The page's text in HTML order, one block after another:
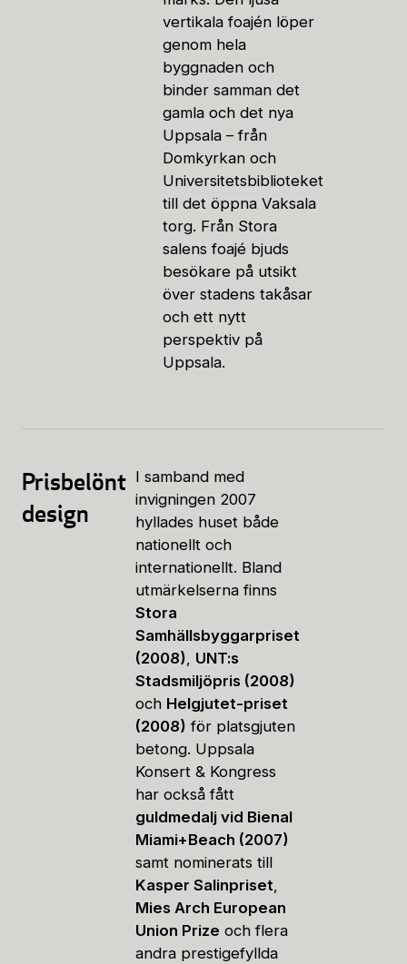
vertikala foajén löper
genom hela
byggnaden och
binder samman det
gamla och det nya
Uppsala – från
Domkyrkan och
Universitetsbiblioteket
till det öppna Vaksala
torg. Från Stora
salens foajé bjuds
besökare på utsikt
över stadens takåsar
och ett nytt
perspektiv på
Uppsala.
Prisbelönt
design
I samband med
invigningen 2007
hyllades huset både
nationellt och
internationellt. Bland
utmärkelserna finns
Stora
Samhällsbyggarpriset
(2008), UNT:s
Stadsmiljöpris (2008)
och Helgjutet-priset
(2008) för platsgjuten
betong. Uppsala
Konsert & Kongress
har också fått
guldmedalj vid Bienal
Miami+Beach (2007)
samt nominerats till
Kasper Salinpriset,
Mies Arch European
Union Prize och flera
andra prestigefyllda